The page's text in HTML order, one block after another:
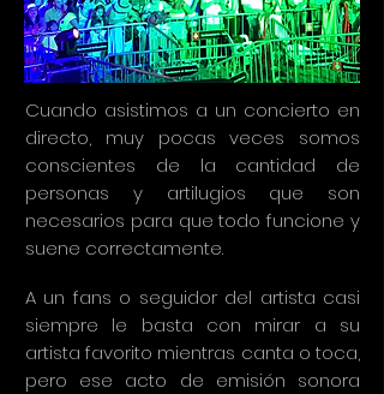
Cuando asistimos a un concierto en
directo, muy pocas veces somos
conscientes de la cantidad de
personas y artilugios que son
necesarios para que todo funcione y
suene correctamente.
A un fans o seguidor del artista casi
siempre le basta con mirar a su
artista favorito mientras canta o toca,
pero ese acto de emisión sonora